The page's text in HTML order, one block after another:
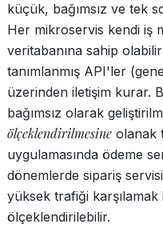
küçük, bağımsız ve tek
Her mikroservis kendi iş
veritabanına sahip
tanımlanmış API'ler
üzerinden iletişim kurar.
bağımsız olarak
ölçeklendirilmesine olanak
uygulamasında ödeme
dönemlerde sipariş
yüksek trafiği
ölçeklendirilebilir.